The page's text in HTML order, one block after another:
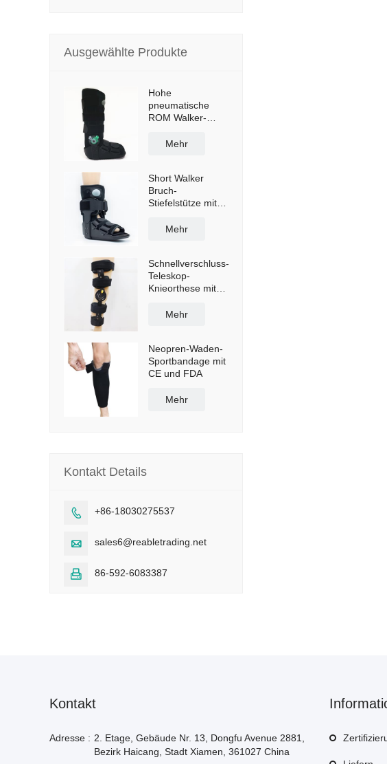
Ausgewählte Produkte
Hohe
pneumatische
ROM Walker-
rutschfester Sohle
Mehr
Short Walker
Bruch-
Stiefelstütze mit
Mehr
Schnellverschluss-
Teleskop-
Knieorthese mit
Mehr
Neopren-Waden-
Sportbandage mit
CE und FDA
Mehr
Kontakt Details
 +86-18030275537
 sales6@reabletrading.net
 86-592-6083387
Kontakt
Adresse : 2. Etage, Gebäude Nr. 13, Dongfu Avenue 2881,
Bezirk Haicang, Stadt Xiamen, 361027 China